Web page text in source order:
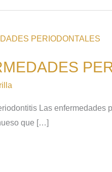
Las enfermedades
que […]